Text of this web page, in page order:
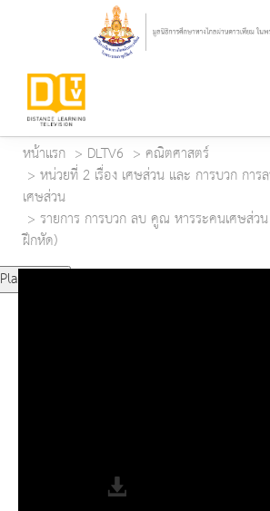
หน้าแรก DLTV6
คณิตศาสตร์
หน่วยที่ 2 เรื่อง เศษส่วน และ การบวก กา
เศษส่วน
รายการ การบวก ลบ คูณ หารระคนเศษส่
ฝึกหัด)
Play Video